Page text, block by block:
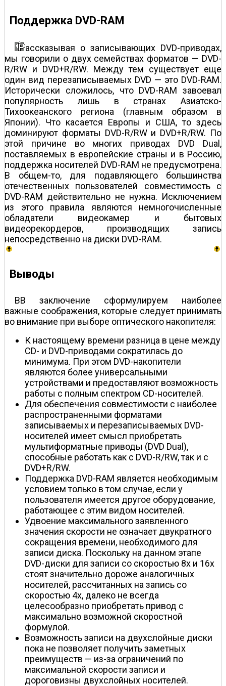
Поддержка DVD-RAM
ассказывая о записывающих DVD-приводах,
мы говорили о двух семействах форматов — DVD-
R/RW и DVD+R/RW. Между тем существует еще
один вид перезаписываемых DVD — это DVD-RAM.
Исторически сложилось, что DVD-RAM завоевал
популярность лишь в странах Азиатско-
Тихоокеанского региона (главным образом в
Японии). Что касается Европы и США, то здесь
доминируют форматы DVD-R/RW и DVD+R/RW. По
этой причине во многих приводах DVD Dual,
поставляемых в европейские страны и в Россию,
поддержка носителей DVD-RAM не предусмотрена.
В общем-то, для подавляющего большинства
отечественных пользователей совместимость с
DVD-RAM действительно не нужна. Исключением
из этого правила являются немногочисленные
обладатели видеокамер и бытовых
видеорекордеров, производящих запись
непосредственно на диски DVD-RAM.
Выводы
ВВ заключение сформулируем наиболее
важные соображения, которые следует принимать
во внимание при выборе оптического накопителя:
К настоящему времени разница в цене между
CD- и DVD-приводами сократилась до
минимума. При этом DVD-накопители
являются более универсальными
устройствами и предоставляют возможность
работы с полным спектром CD-носителей.
Для обеспечения совместимости с наиболее
распространенными форматами
записываемых и перезаписываемых DVD-
носителей имеет смысл приобретать
мультиформатные приводы (DVD Dual),
способные работать как с DVD-R/RW, так и с
DVD+R/RW.
Поддержка DVD-RAM является необходимым
условием только в том случае, если у
пользователя имеется другое оборудование,
работающее с этим видом носителей.
Удвоение максимального заявленного
значения скорости не означает двукратного
сокращения времени, необходимого для
записи диска. Поскольку на данном этапе
DVD-диски для записи со скоростью 8х и 16х
стоят значительно дороже аналогичных
носителей, рассчитанных на запись со
скоростью 4х, далеко не всегда
целесообразно приобретать привод с
максимально возможной скоростной
формулой.
Возможность записи на двухслойные диски
пока не позволяет получить заметных
преимуществ — из-за ограничений по
максимальной скорости записи и
дороговизны двухслойных носителей.